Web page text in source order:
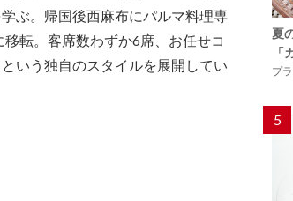
ぶ。帰国後⻄⿇布にパルマ料理専
転。客席数わずか6席、お任せコ
いう独⾃のスタイルを展開してい
夏
「
プ
5